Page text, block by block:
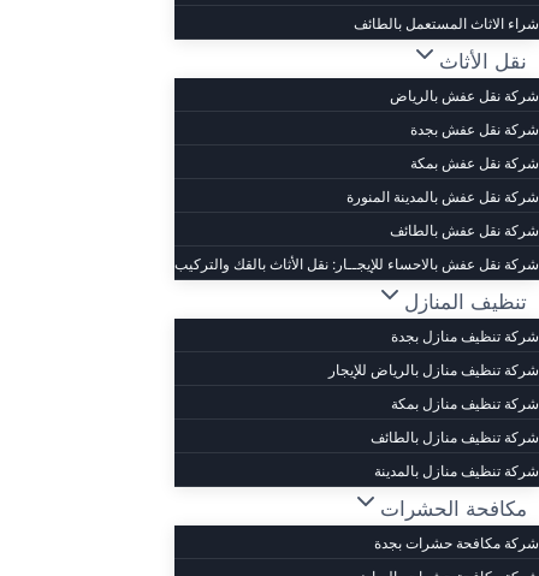
شراء الاثاث المستعمل بالطائف
نقل الأثاث
شركة نقل عفش بالرياض
شركة نقل عفش بجدة
شركة نقل عفش بمكة
شركة نقل عفش بالمدينة المنورة
شركة نقل عفش بالطائف
شركة نقل عفش بالاحساء للإيجــار: نقل الأثاث بالقك والتركيب
تنظيف المنازل
شركة تنظيف منازل بجدة
شركة تنظيف منازل بالرياض للإيجار
شركة تنظيف منازل بمكة
شركة تنظيف منازل بالطائف
شركة تنظيف منازل بالمدينة
مكافحة الحشرات
شركة مكافحة حشرات بجدة